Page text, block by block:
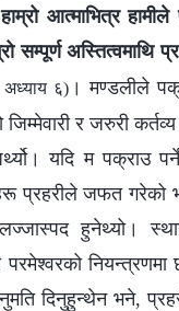
हाम्रो आत्माभित्र
सम्पूर्ण अस्तित्वमाथि
अध्याय ६) । मण्डलीले
र जरुरी
यदि म
प्रहरीले जफत
हुनेथ्यो।
नियन्त्रणमा
दिनुहुन्थेन भने,